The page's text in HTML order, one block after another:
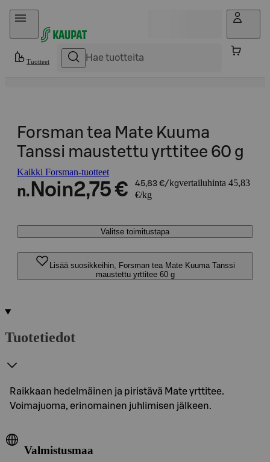
Hyppää sisältöön
Tuotteet
Forsman tea Mate Kuuma
Tanssi maustettu yrttitee 60 g
Kaikki Forsman-tuotteet
n. Noin2,75 € 45,83 €/kgvertailuhinta 45,83
€/kg
Valitse toimitustapa
Lisää suosikkeihin, Forsman tea Mate Kuuma Tanssi
maustettu yrttitee 60 g
Tuotetiedot
Raikkaan hedelmäinen ja piristävä Mate yrttitee.
Voimajuoma, erinomainen juhlimisen jälkeen.
Valmistusmaa